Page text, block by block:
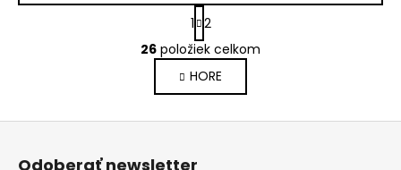
O
v
l
á
d
S
t
r
á
n
k
1 2
26 položiek celkom
HORE
Z
Odoberať newsletter